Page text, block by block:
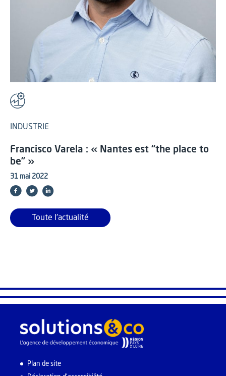
INDUSTRIE
Francisco Varela : « Nantes est “the place to
be” »
31 mai 2022
Toute l'actualité
Plan de site